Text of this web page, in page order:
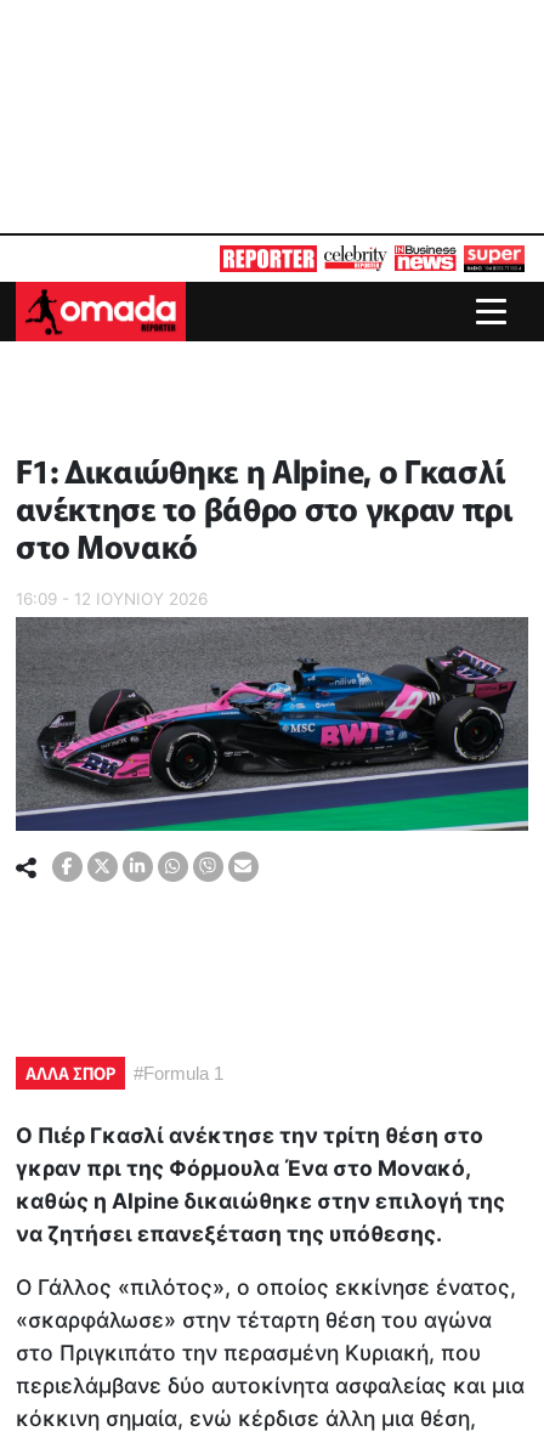
F1: Δικαιώθηκε η Alpine, ο Γκασλί
ανέκτησε το βάθρο στο γκραν πρι
στο Μονακό
16:09 - 12 ΙΟΥΝΙΟΥ 2026
ΑΛΛΑ ΣΠΟΡ #Formula 1
Ο Πιέρ Γκασλί ανέκτησε την τρίτη θέση στο
γκραν πρι της Φόρμουλα Ένα στο Μονακό,
καθώς η Alpine δικαιώθηκε στην επιλογή της
να ζητήσει επανεξέταση της υπόθεσης.
Ο Γάλλος «πιλότος», ο οποίος εκκίνησε ένατος,
«σκαρφάλωσε» στην τέταρτη θέση του αγώνα
στο Πριγκιπάτο την περασμένη Κυριακή, που
περιελάμβανε δύο αυτοκίνητα ασφαλείας και μια
κόκκινη σημαία, ενώ κέρδισε άλλη μια θέση,